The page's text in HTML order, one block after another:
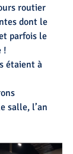
routier
dont le
parfois le
!
étaient à
salle, l’an